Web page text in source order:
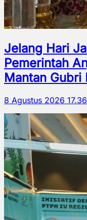
Jelang Hari
Pemerintah
Mantan Gubri
8 Agustus 2026 17.36